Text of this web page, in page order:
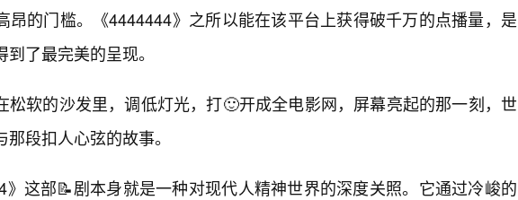
昂的门槛。《4444444》之所以能在该平台上获得破千万的点播量，是
了最完美的呈现。
松软的沙发里，调低灯光，打🙂开成全电影网，屏幕亮起的那一刻，世
段扣人心弦的故事。
》这部📝剧本身就是一种对现代人精神世界的深度关照。它通过冷峻的